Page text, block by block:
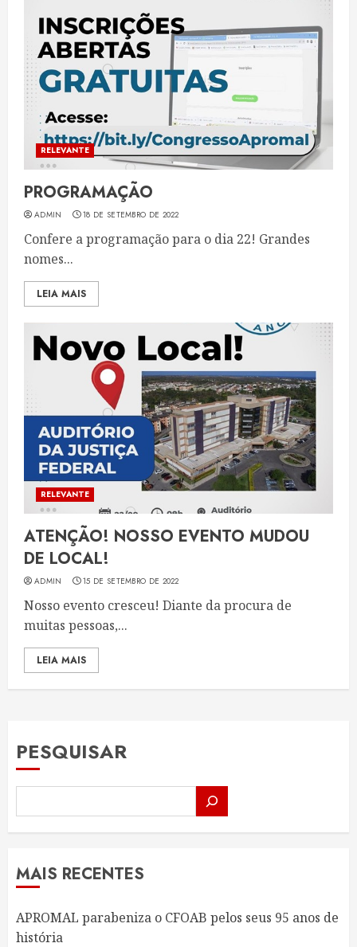
RELEVANTE
PROGRAMAÇÃO
ADMIN 18 DE SETEMBRO DE 2022
Confere a programação para o dia 22! Grandes
nomes...
LEIA MAIS
RELEVANTE
ATENÇÃO! NOSSO EVENTO MUDOU
DE LOCAL!
ADMIN 15 DE SETEMBRO DE 2022
Nosso evento cresceu! Diante da procura de
muitas pessoas,...
LEIA MAIS
PESQUISAR
MAIS RECENTES
APROMAL parabeniza o CFOAB pelos seus 95 anos de
história